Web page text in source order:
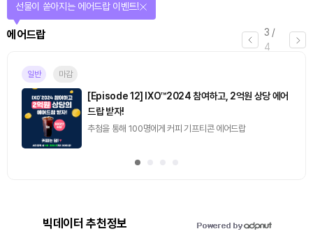
3 /
4
에어드랍
선물이 쏟아지는 에어드랍 이벤트!
일반 마감
[Episode 12] IXO™2024 참여하고, 2억원 상당 에어
드랍 받자!
추첨을 통해 100명에게 커피 기프티콘 에어드랍
빅데이터 추천정보